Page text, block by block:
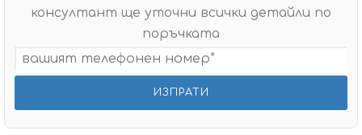
консултант ще уточни всички детайли по
поръчката